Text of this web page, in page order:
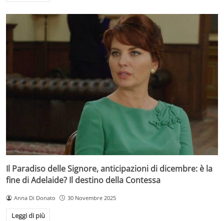
Il Paradiso delle Signore, anticipazioni di dicembre: è la
fine di Adelaide? Il destino della Contessa
Anna Di Donato 30 Novembre 2025
Leggi di più